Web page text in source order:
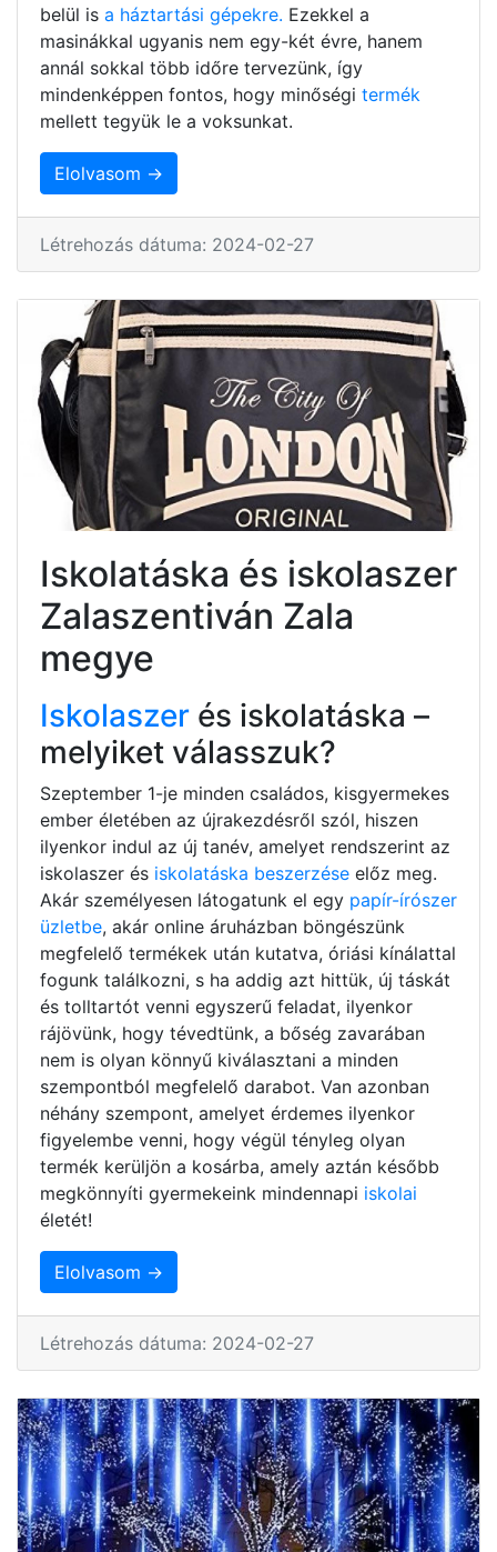
belül is a háztartási gépekre. Ezekkel a
masinákkal ugyanis nem egy-két évre, hanem
annál sokkal több időre tervezünk, így
mindenképpen fontos, hogy minőségi termék
mellett tegyük le a voksunkat.
Elolvasom →
Létrehozás dátuma: 2024-02-27
Iskolatáska és iskolaszer
Zalaszentiván Zala
megye
Iskolaszer és iskolatáska –
melyiket válasszuk?
Szeptember 1-je minden családos, kisgyermekes
ember életében az újrakezdésről szól, hiszen
ilyenkor indul az új tanév, amelyet rendszerint az
iskolaszer és iskolatáska beszerzése előz meg.
Akár személyesen látogatunk el egy papír-írószer
üzletbe, akár online áruházban böngészünk
megfelelő termékek után kutatva, óriási kínálattal
fogunk találkozni, s ha addig azt hittük, új táskát
és tolltartót venni egyszerű feladat, ilyenkor
rájövünk, hogy tévedtünk, a bőség zavarában
nem is olyan könnyű kiválasztani a minden
szempontból megfelelő darabot. Van azonban
néhány szempont, amelyet érdemes ilyenkor
figyelembe venni, hogy végül tényleg olyan
termék kerüljön a kosárba, amely aztán később
megkönnyíti gyermekeink mindennapi iskolai
életét!
Elolvasom →
Létrehozás dátuma: 2024-02-27